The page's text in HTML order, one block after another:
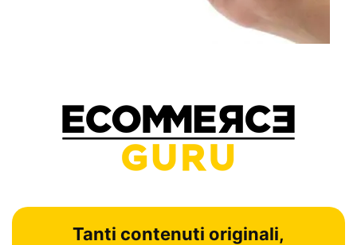
Tanti contenuti originali,